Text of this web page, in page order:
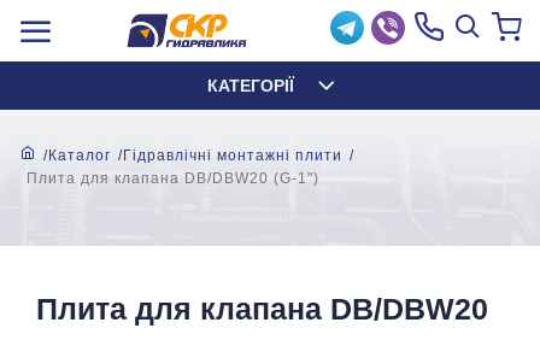
КАТЕГОРІЇ
Каталог
Гідравлічні монтажні плити
Плита для клапана DB/DBW20 (G-1")
Плита для клапана DB/DBW20